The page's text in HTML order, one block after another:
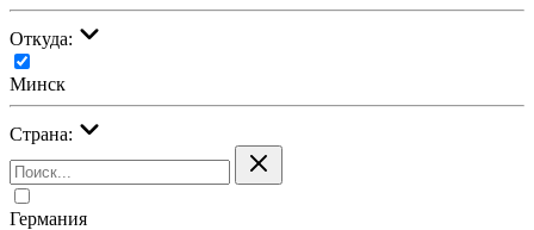
Откуда:
Минск
Страна:
Германия